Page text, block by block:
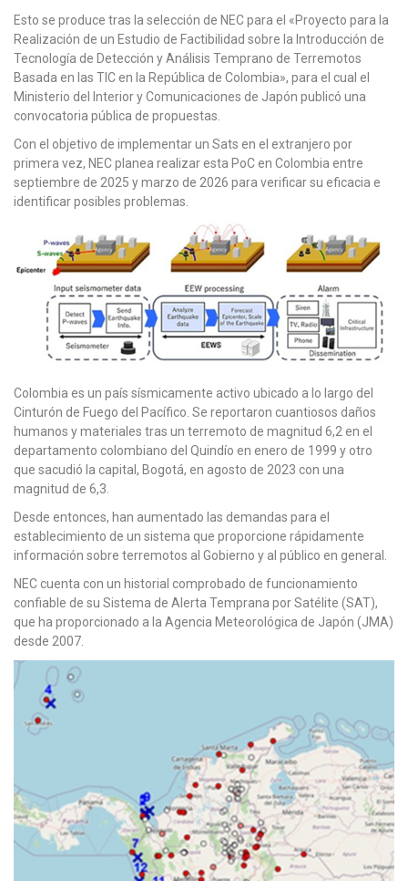
Esto se produce tras la selección de NEC para el «Proyecto para la
Realización de un Estudio de Factibilidad sobre la Introducción de
Tecnología de Detección y Análisis Temprano de Terremotos
Basada en las TIC en la República de Colombia», para el cual el
Ministerio del Interior y Comunicaciones de Japón publicó una
convocatoria pública de propuestas.
Con el objetivo de implementar un Sats en el extranjero por
primera vez, NEC planea realizar esta PoC en Colombia entre
septiembre de 2025 y marzo de 2026 para verificar su eficacia e
identificar posibles problemas.
Colombia es un país sísmicamente activo ubicado a lo largo del
Cinturón de Fuego del Pacífico. Se reportaron cuantiosos daños
humanos y materiales tras un terremoto de magnitud 6,2 en el
departamento colombiano del Quindío en enero de 1999 y otro
que sacudió la capital, Bogotá, en agosto de 2023 con una
magnitud de 6,3.
Desde entonces, han aumentado las demandas para el
establecimiento de un sistema que proporcione rápidamente
información sobre terremotos al Gobierno y al público en general.
NEC cuenta con un historial comprobado de funcionamiento
confiable de su Sistema de Alerta Temprana por Satélite (SAT),
que ha proporcionado a la Agencia Meteorológica de Japón (JMA)
desde 2007.